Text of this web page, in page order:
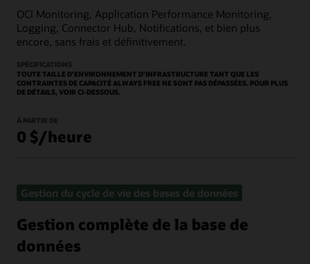
OCI Monitoring, Application Performance Monitoring,
Logging, Connector Hub, Notifications, et bien plus
encore, sans frais et définitivement.
SPÉCIFICATIONS
TOUTE TAILLE D'ENVIRONNEMENT D'INFRASTRUCTURE TANT QUE LES
CONTRAINTES DE CAPACITÉ ALWAYS FREE NE SONT PAS DÉPASSÉES. POUR PLUS
DE DÉTAILS, VOIR CI-DESSOUS.
À PARTIR DE
0 $/heure
Gestion du cycle de vie des bases de données
Gestion complète de la base de
données